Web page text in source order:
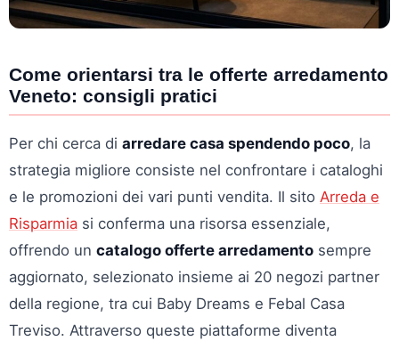
Come orientarsi tra le offerte arredamento
Veneto: consigli pratici
Per chi cerca di arredare casa spendendo poco, la
strategia migliore consiste nel confrontare i cataloghi
e le promozioni dei vari punti vendita. Il sito Arreda e
Risparmia si conferma una risorsa essenziale,
offrendo un catalogo offerte arredamento sempre
aggiornato, selezionato insieme ai 20 negozi partner
della regione, tra cui Baby Dreams e Febal Casa
Treviso. Attraverso queste piattaforme diventa